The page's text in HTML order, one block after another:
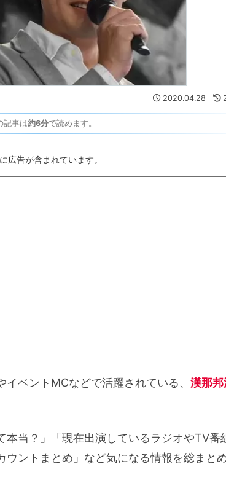
2020.04.28
記事は約6分で読めます。
広告が含まれています。
ベントMCなどで活躍されている、 漢那邦
本当？」「現在出演しているラジオやTV番
ウントまとめ」など気になる情報を総まと